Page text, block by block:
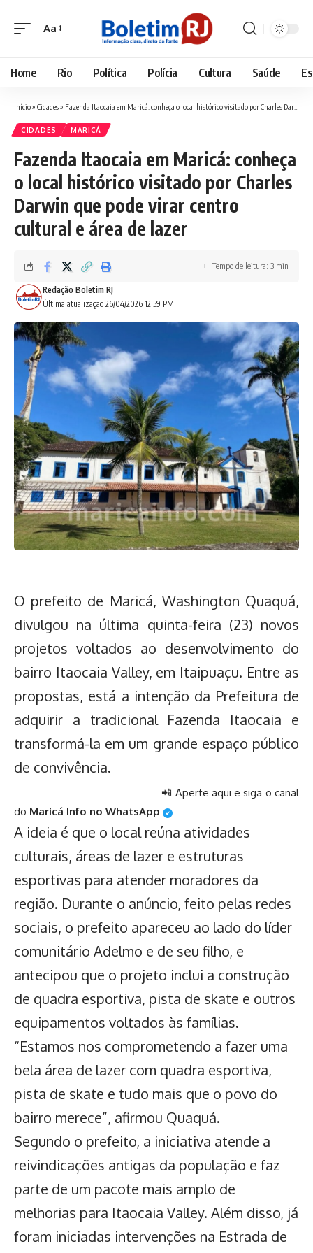
Font
Aa
Home Rio Política Polícia Cultura Saúde
Início» Cidades» Fazenda Itaocaia em Maricá: conheça o local histórico visitado por Charles Darwin que pode virar centro cultural e área de lazer
CIDADES MARICÁ
Fazenda Itaocaia em Maricá: conheça
o local histórico visitado por Charles
Darwin que pode virar centro
cultural e área de lazer
Última atualização 26/04/2026 12:59 PM
Redação Boletim RJ
Tempo de leitura: 3 min
O prefeito de Maricá, Washington Quaquá,
divulgou na última quinta-feira (23) novos
projetos voltados ao desenvolvimento do
bairro Itaocaia Valley, em Itaipuaçu. Entre as
propostas, está a intenção da Prefeitura de
adquirir a tradicional Fazenda Itaocaia e
transformá-la em um grande espaço público
de convivência.
📲 Aperte aqui e siga o canal
do Maricá Info no WhatsApp ✔
A ideia é que o local reúna atividades
culturais, áreas de lazer e estruturas
esportivas para atender moradores da
região. Durante o anúncio, feito pelas redes
sociais, o prefeito apareceu ao lado do líder
comunitário Adelmo e de seu filho, e
antecipou que o projeto inclui a construção
de quadra esportiva, pista de skate e outros
equipamentos voltados às famílias.
“Estamos nos comprometendo a fazer uma
bela área de lazer com quadra esportiva,
pista de skate e tudo mais que o povo do
bairro merece”, afirmou Quaquá.
Segundo o prefeito, a iniciativa atende a
reivindicações antigas da população e faz
parte de um pacote mais amplo de
melhorias para Itaocaia Valley. Além disso, já
foram iniciadas intervenções na Estrada de